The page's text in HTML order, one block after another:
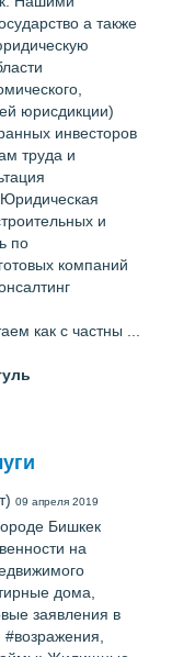
а также
юрисдикции)
инвесторов
труда и
и
по
компаний
как с частны ...
09 апреля 2019
Бишкек
на
дома,
заявления в